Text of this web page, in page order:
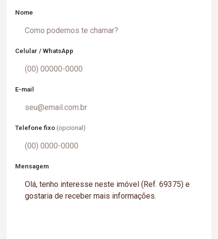
Nome
Celular / WhatsApp
E-mail
Telefone fixo (opcional)
Mensagem